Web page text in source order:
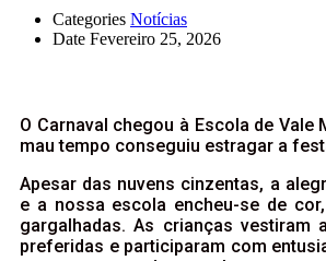
Categories Notícias
Date Fevereiro 25, 2026
O Carnaval chegou à Escola de Vale
mau tempo conseguiu estragar a
Apesar das nuvens cinzentas, a
e a nossa escola encheu-se de
gargalhadas. As crianças vestiram
preferidas e participaram com